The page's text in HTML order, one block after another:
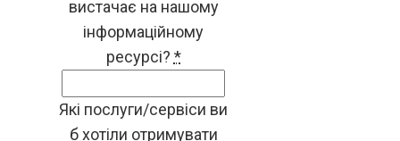
вистачає на нашому
інформаційному
ресурсі? *
Які послуги/сервіси ви
б хотіли отримувати